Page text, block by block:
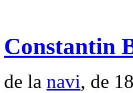
Constantin
de la navi, de